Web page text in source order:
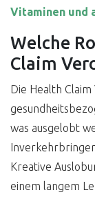
Vitaminen und
Welche
Claim
Die Health
was ausgelobt
Kreative
einem langem